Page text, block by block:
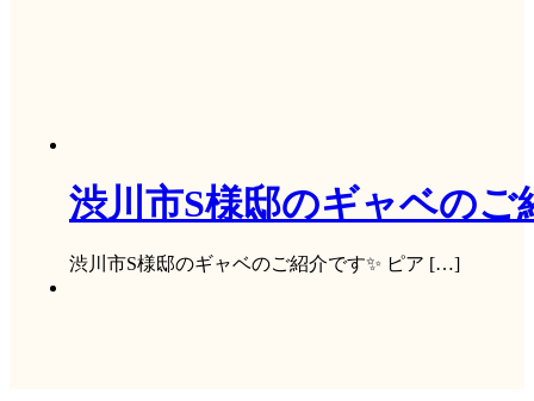
渋川市S様邸のギャベのご
渋川市S様邸のギャベのご紹介です✨ ピア […]